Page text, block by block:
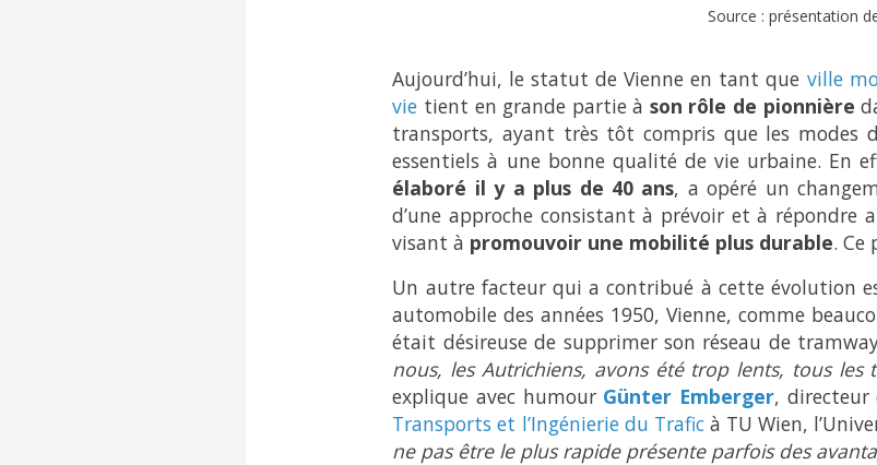
Source : présentation
Aujourd’hui, le statut de Vienne en tant que ville
vie tient en grande partie à son rôle de pionnière
transports, ayant très tôt compris que les modes
essentiels à une bonne qualité de vie urbaine. En
élaboré il y a plus de 40 ans, a opéré un
d’une approche consistant à prévoir et à
visant à promouvoir une mobilité plus durable. Ce
Un autre facteur qui a contribué à cette évolution
automobile des années 1950, Vienne, comme
était désireuse de supprimer son réseau de
nous, les Autrichiens, avons été trop lents, tous les
explique avec humour Günter Emberger, directeur
Transports et l’Ingénierie du Traficà TU Wien,
ne pas être le plus rapide présente parfois des